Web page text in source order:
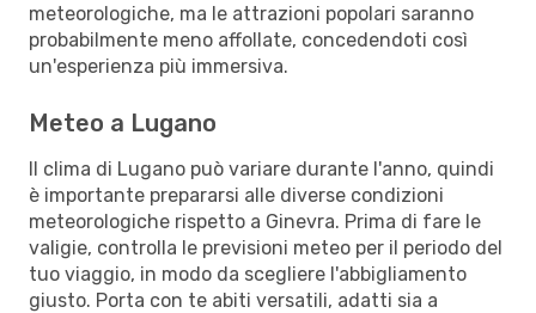
meteorologiche, ma le attrazioni popolari saranno
probabilmente meno affollate, concedendoti così
un'esperienza più immersiva.
Meteo a Lugano
Il clima di Lugano può variare durante l'anno, quindi
è importante prepararsi alle diverse condizioni
meteorologiche rispetto a Ginevra. Prima di fare le
valigie, controlla le previsioni meteo per il periodo del
tuo viaggio, in modo da scegliere l'abbigliamento
giusto. Porta con te abiti versatili, adatti sia a